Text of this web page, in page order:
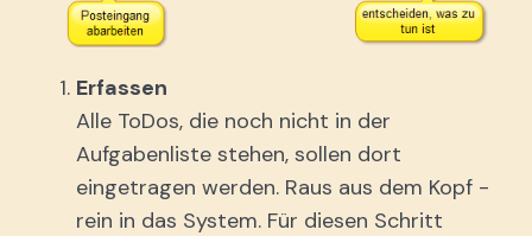
Erfassen
Alle ToDos, die noch nicht in der
Aufgabenliste stehen, sollen dort
eingetragen werden. Raus aus dem Kopf -
rein in das System. Für diesen Schritt